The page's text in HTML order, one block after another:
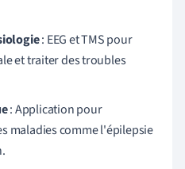
: EEG et TMS pour
et traiter des troubles
: Application pour
maladies comme l'épilepsie